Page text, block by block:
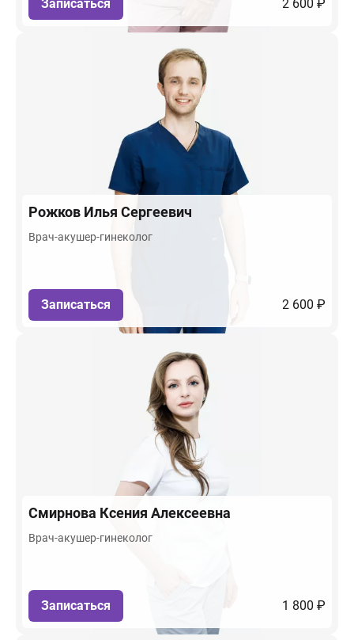
Записаться 2 600 ₽
Рожков Илья Сергеевич
Врач-акушер-гинеколог
Записаться 2 600 ₽
Смирнова Ксения Алексеевна
Врач-акушер-гинеколог
Записаться 1 800 ₽